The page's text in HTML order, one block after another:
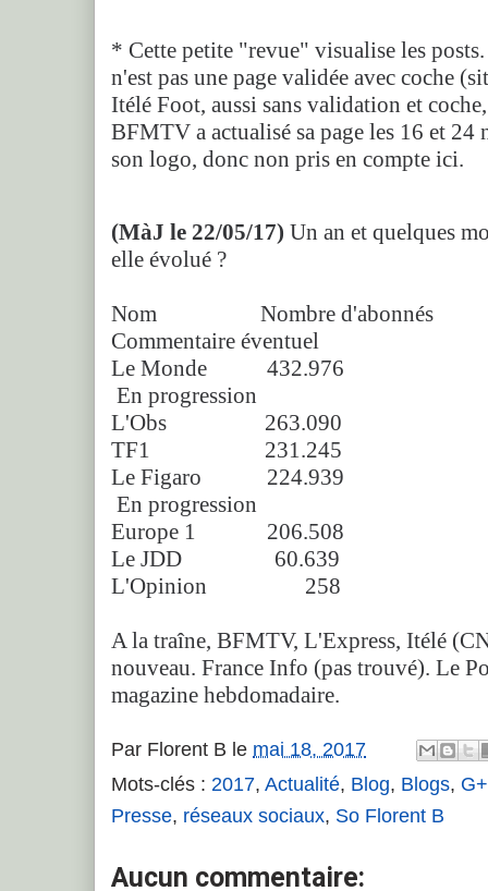
* Cette petite "revue" visualise les
n'est pas une page validée avec coche
Itélé Foot, aussi sans validation et
BFMTV a actualisé sa page les 16 et 24
son logo, donc non pris en compte ici.
(MàJ le 22/05/17) Un an et quelques
elle évolué ?
Nom Nombre d'abonnés
Commentaire éventuel
Le Monde
En progression
L'Obs 263.090 2
TF1 231.245 13
Le Figaro
En progression
Europe 1 206.508 7
Le JDD 60.639 1
L'Opinion 258 3
A la traîne, BFMTV, L'Express, Itélé
nouveau. France Info (pas trouvé). Le
magazine hebdomadaire.
Par Florent B le mai 18, 2017
Mots-clés : 2017, Actualité, Blog, Blogs, G+
Presse, réseaux sociaux, So Florent B
Aucun commentaire: